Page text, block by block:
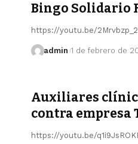
Bingo Solidario
https://youtu.be/
admin 1 de febrero de
Auxiliares
contra empresa
https://youtu.be/